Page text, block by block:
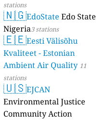
stations
🇳🇬EdoState Edo State
Nigeria3 stations
🇪🇪Eesti Välisõhu
Kvaliteet - Estonian
Ambient Air Quality 11
stations
🇺🇸EJCAN
Environmental Justice
Community Action